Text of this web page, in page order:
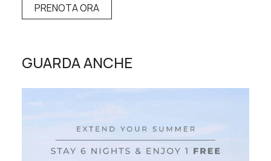
PRENOTA ORA
GUARDA ANCHE